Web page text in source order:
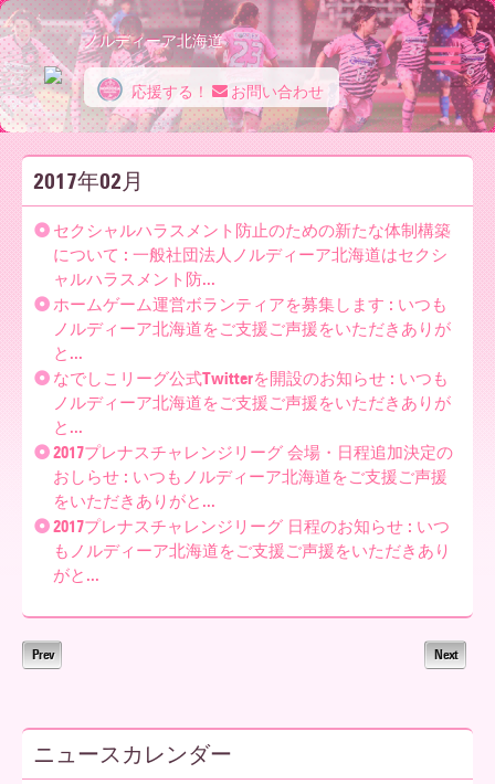
ノ
ル
デ
ィ
ー
ア
北
海
ノルディーア北海道
応援する！ お問い合わせ
2017年02月
セクシャルハラスメント防止のための新たな体制構築
について : 一般社団法人ノルディーア北海道はセクシ
ャルハラスメント防...
ホームゲーム運営ボランティアを募集します : いつも
ノルディーア北海道をご支援ご声援をいただきありが
と...
なでしこリーグ公式Twitterを開設のお知らせ : いつも
ノルディーア北海道をご支援ご声援をいただきありが
と...
2017プレナスチャレンジリーグ 会場・日程追加決定の
おしらせ : いつもノルディーア北海道をご支援ご声援
をいただきありがと...
2017プレナスチャレンジリーグ 日程のお知らせ : いつ
もノルディーア北海道をご支援ご声援をいただきあり
がと...
Prev Next
ニュースカレンダー